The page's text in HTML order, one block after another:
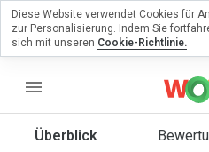
menu
Überblick
zu
Diese Website verwendet Cookies für
zur Personalisierung. Indem Sie
sich mit unseren Cookie-Richtlinie.